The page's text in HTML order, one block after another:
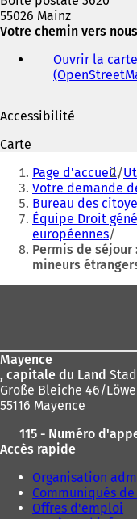
o
g
l
55026 Mainz
Votre chemin vers nous
Ouvrir la carte
Accessibilité
Carte
Vous
êtes
ici
Page d'accueil
Votre demande
Bureau des
Équipe Droit
européennes
Permis de
mineurs
Mayence
, capitale du Land
Große Bleiche 46/
55116 Mayence
115 - Numéro
Accès rapide
Organisation
Communiqués de
Offres d'emploi